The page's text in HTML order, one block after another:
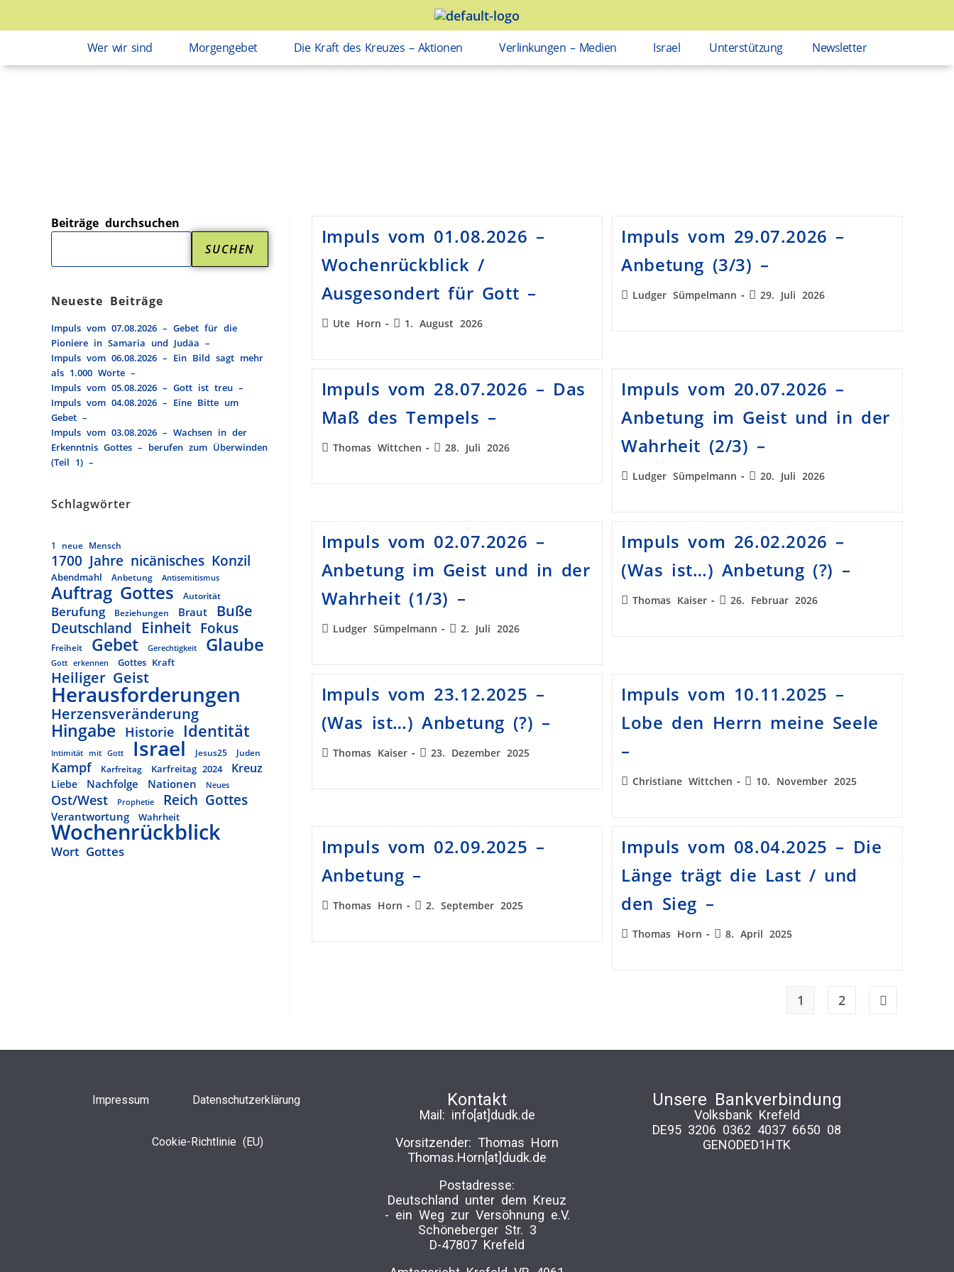
Wer wir sind Morgengebet Die Kraft des Kreuzes – Aktionen Verlinkungen – Medien Israel Unterstützung Newsletter
Impuls vom 01.08.2026 –
Wochenrückblick /
Ausgesondert für Gott –
Ute Horn 1. August 2026
Impuls vom 29.07.2026 –
Anbetung (3/3) –
Ludger Sümpelmann 29. Juli 2026
Impuls vom 28.07.2026 – Das
Maß des Tempels –
Thomas Wittchen 28. Juli 2026
Impuls vom 20.07.2026 –
Anbetung im Geist und in der
Wahrheit (2/3) –
Ludger Sümpelmann 20. Juli 2026
Impuls vom 02.07.2026 –
Anbetung im Geist und in der
Wahrheit (1/3) –
Ludger Sümpelmann 2. Juli 2026
Impuls vom 26.02.2026 –
(Was ist…) Anbetung (?) –
Thomas Kaiser 26. Februar 2026
Impuls vom 23.12.2025 –
(Was ist…) Anbetung (?) –
Thomas Kaiser 23. Dezember 2025
Impuls vom 10.11.2025 –
Lobe den Herrn meine Seele
–
Christiane Wittchen 10. November 2025
Impuls vom 02.09.2025 –
Anbetung –
Thomas Horn 2. September 2025
Impuls vom 08.04.2025 – Die
Länge trägt die Last / und
den Sieg –
Thomas Horn 8. April 2025
1 2
Beiträge durchsuchen
SUCHEN
Neueste Beiträge
Impuls vom 07.08.2026 – Gebet für die
Pioniere in Samaria und Judäa –
Impuls vom 06.08.2026 – Ein Bild sagt mehr
als 1.000 Worte –
Impuls vom 05.08.2026 – Gott ist treu –
Impuls vom 04.08.2026 – Eine Bitte um
Gebet –
Impuls vom 03.08.2026 – Wachsen in der
Erkenntnis Gottes – berufen zum Überwinden
(Teil 1) –
Schlagwörter
1 neue Mensch
1700 Jahre nicänisches Konzil
Abendmahl Anbetung Antisemitismus
Auftrag Gottes Autorität
Berufung Beziehungen Braut Buße
Deutschland Einheit Fokus
Freiheit Gebet Gerechtigkeit Glaube
Gott erkennen Gottes Kraft
Heiliger Geist
Herausforderungen
Herzensveränderung
Hingabe Historie Identität
Intimität mit Gott Israel Jesus25 Juden
Kampf Karfreitag Karfreitag 2024 Kreuz
Liebe Nachfolge Nationen Neues
Ost/West Prophetie Reich Gottes
Verantwortung Wahrheit
Wochenrückblick
Wort Gottes
Impressum Datenschutzerklärung
Cookie-Richtlinie (EU)
Kontakt
Mail: info[at]dudk.de
Vorsitzender: Thomas Horn
Thomas.Horn[at]dudk.de
Postadresse:
Deutschland unter dem Kreuz
-­ ein Weg zur Versöhnung e.V.
Schöneberger Str. 3
D-47807 Krefeld
Unsere Bankverbindung
Volksbank Krefeld
DE95 3206 0362 4037 6650 08
GENODED1HTK